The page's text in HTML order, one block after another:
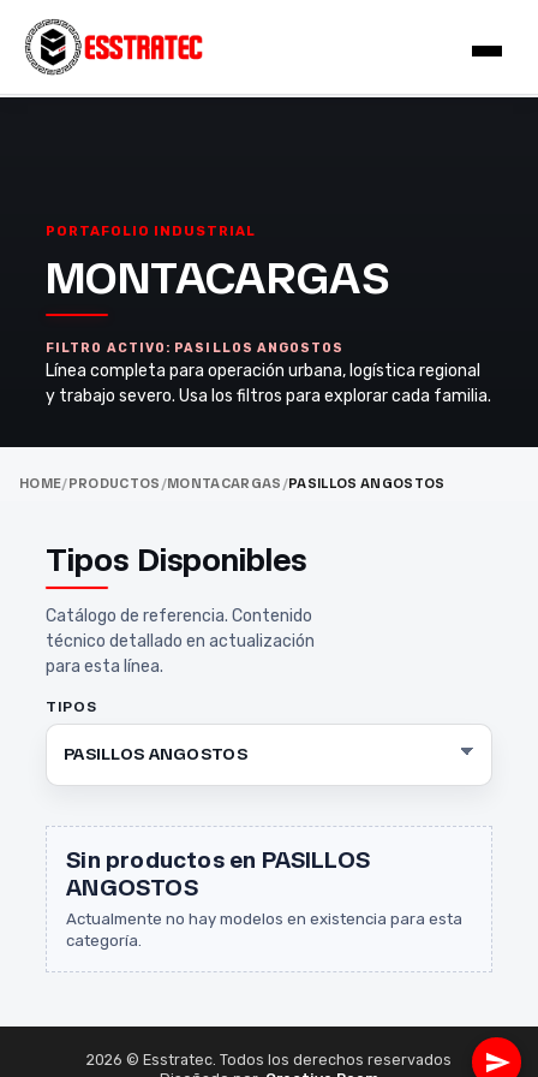
PORTAFOLIO INDUSTRIAL
MONTACARGAS
FILTRO ACTIVO: PASILLOS ANGOSTOS
Línea completa para operación urbana, logística regional
y trabajo severo. Usa los filtros para explorar cada familia.
HOME/PRODUCTOS /MONTACARGAS /PASILLOS ANGOSTOS
Tipos Disponibles
Catálogo de referencia. Contenido
técnico detallado en actualización
para esta línea.
TIPOS
Sin productos en PASILLOS
ANGOSTOS
Actualmente no hay modelos en existencia para esta
categoría.
2026 © Esstratec. Todos los derechos reservados